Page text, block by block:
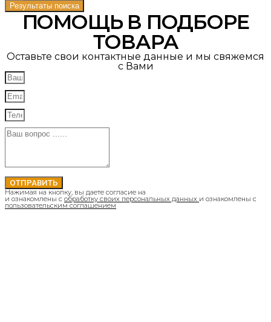
Результаты поиска
ПОМОЩЬ В ПОДБОРЕ
ТОВАРА
Оставьте свои контактные данные и мы свяжемся
с Вами
ОТПРАВИТЬ
Нажимая на кнопку, вы даете согласие на
и ознакомлены с обработку своих персональных данных и ознакомлены с
пользовательским соглашением